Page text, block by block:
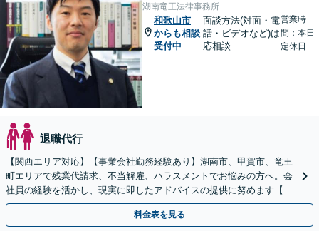
湖南竜王法律事務所
和歌山市
からも相談
受付中
面談方法(対面・電
話・ビデオなど)は
応相談
営業時
間：本日
定休日
退職代行
【関西エリア対応】【事業会社勤務経験あり】湖南市、甲賀市、竜王
町エリアで残業代請求、不当解雇、ハラスメントでお悩みの方へ。会
社員の経験を活かし、現実に即したアドバイスの提供に努めます【労
使双方に対応】【Web面談OK】
料金表を見る